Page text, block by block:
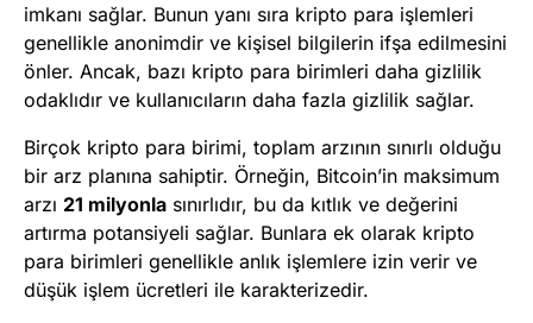
imkanı sağlar. Bunun yanı sıra kripto para işlemleri
genellikle anonimdir ve kişisel bilgilerin ifşa edilmesini
önler. Ancak, bazı kripto para birimleri daha gizlilik
odaklıdır ve kullanıcıların daha fazla gizlilik sağlar.
Birçok kripto para birimi, toplam arzının sınırlı olduğu
bir arz planına sahiptir. Örneğin, Bitcoin’in maksimum
arzı 21 milyonla sınırlıdır, bu da kıtlık ve değerini
artırma potansiyeli sağlar. Bunlara ek olarak kripto
para birimleri genellikle anlık işlemlere izin verir ve
düşük işlem ücretleri ile karakterizedir.